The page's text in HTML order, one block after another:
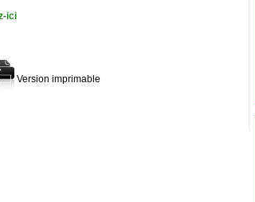
ici
Version imprimable